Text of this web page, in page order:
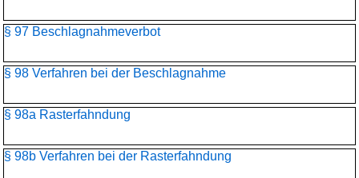
§ 97 Beschlagnahmeverbot
§ 98 Verfahren bei der Beschlagnahme
§ 98a Rasterfahndung
§ 98b Verfahren bei der Rasterfahndung